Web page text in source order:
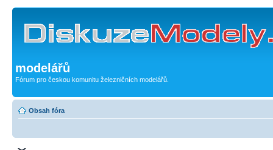
modelářů
Fórum pro českou komunitu železničních modelářů.
Obsah fóra